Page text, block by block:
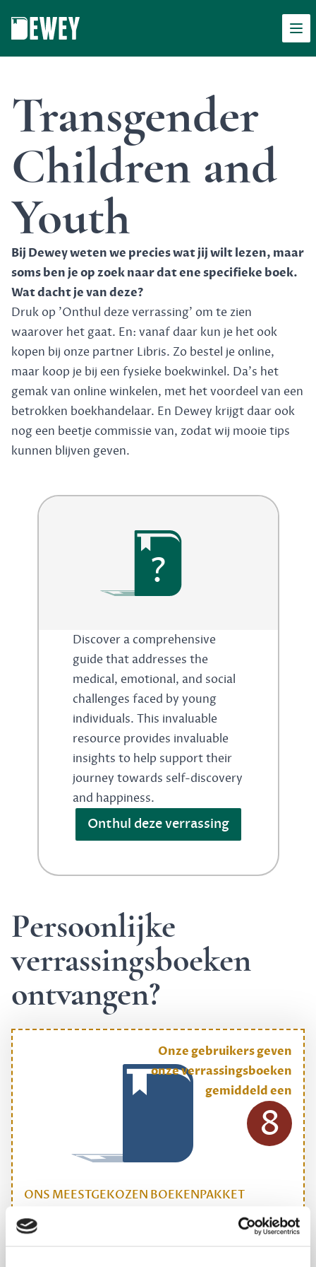
Transgender
Children and
Youth
Bij Dewey weten we precies wat jij wilt lezen, maar
soms ben je op zoek naar dat ene specifieke boek.
Wat dacht je van deze?
Druk op 'Onthul deze verrassing' om te zien
waarover het gaat. En: vanaf daar kun je het ook
kopen bij onze partner Libris. Zo bestel je online,
maar koop je bij een fysieke boekwinkel. Da's het
gemak van online winkelen, met het voordeel van een
betrokken boekhandelaar. En Dewey krijgt daar ook
nog een beetje commissie van, zodat wij mooie tips
kunnen blijven geven.
?
Discover a comprehensive
guide that addresses the
medical, emotional, and social
challenges faced by young
individuals. This invaluable
resource provides invaluable
insights to help support their
journey towards self-discovery
and happiness.
Onthul deze verrassing
Persoonlijke
verrassingsboeken
ontvangen?
ONS MEESTGEKOZEN BOEKENPAKKET
Dewey Plus
Onze gebruikers geven
onze verrassingsboeken
gemiddeld een
8